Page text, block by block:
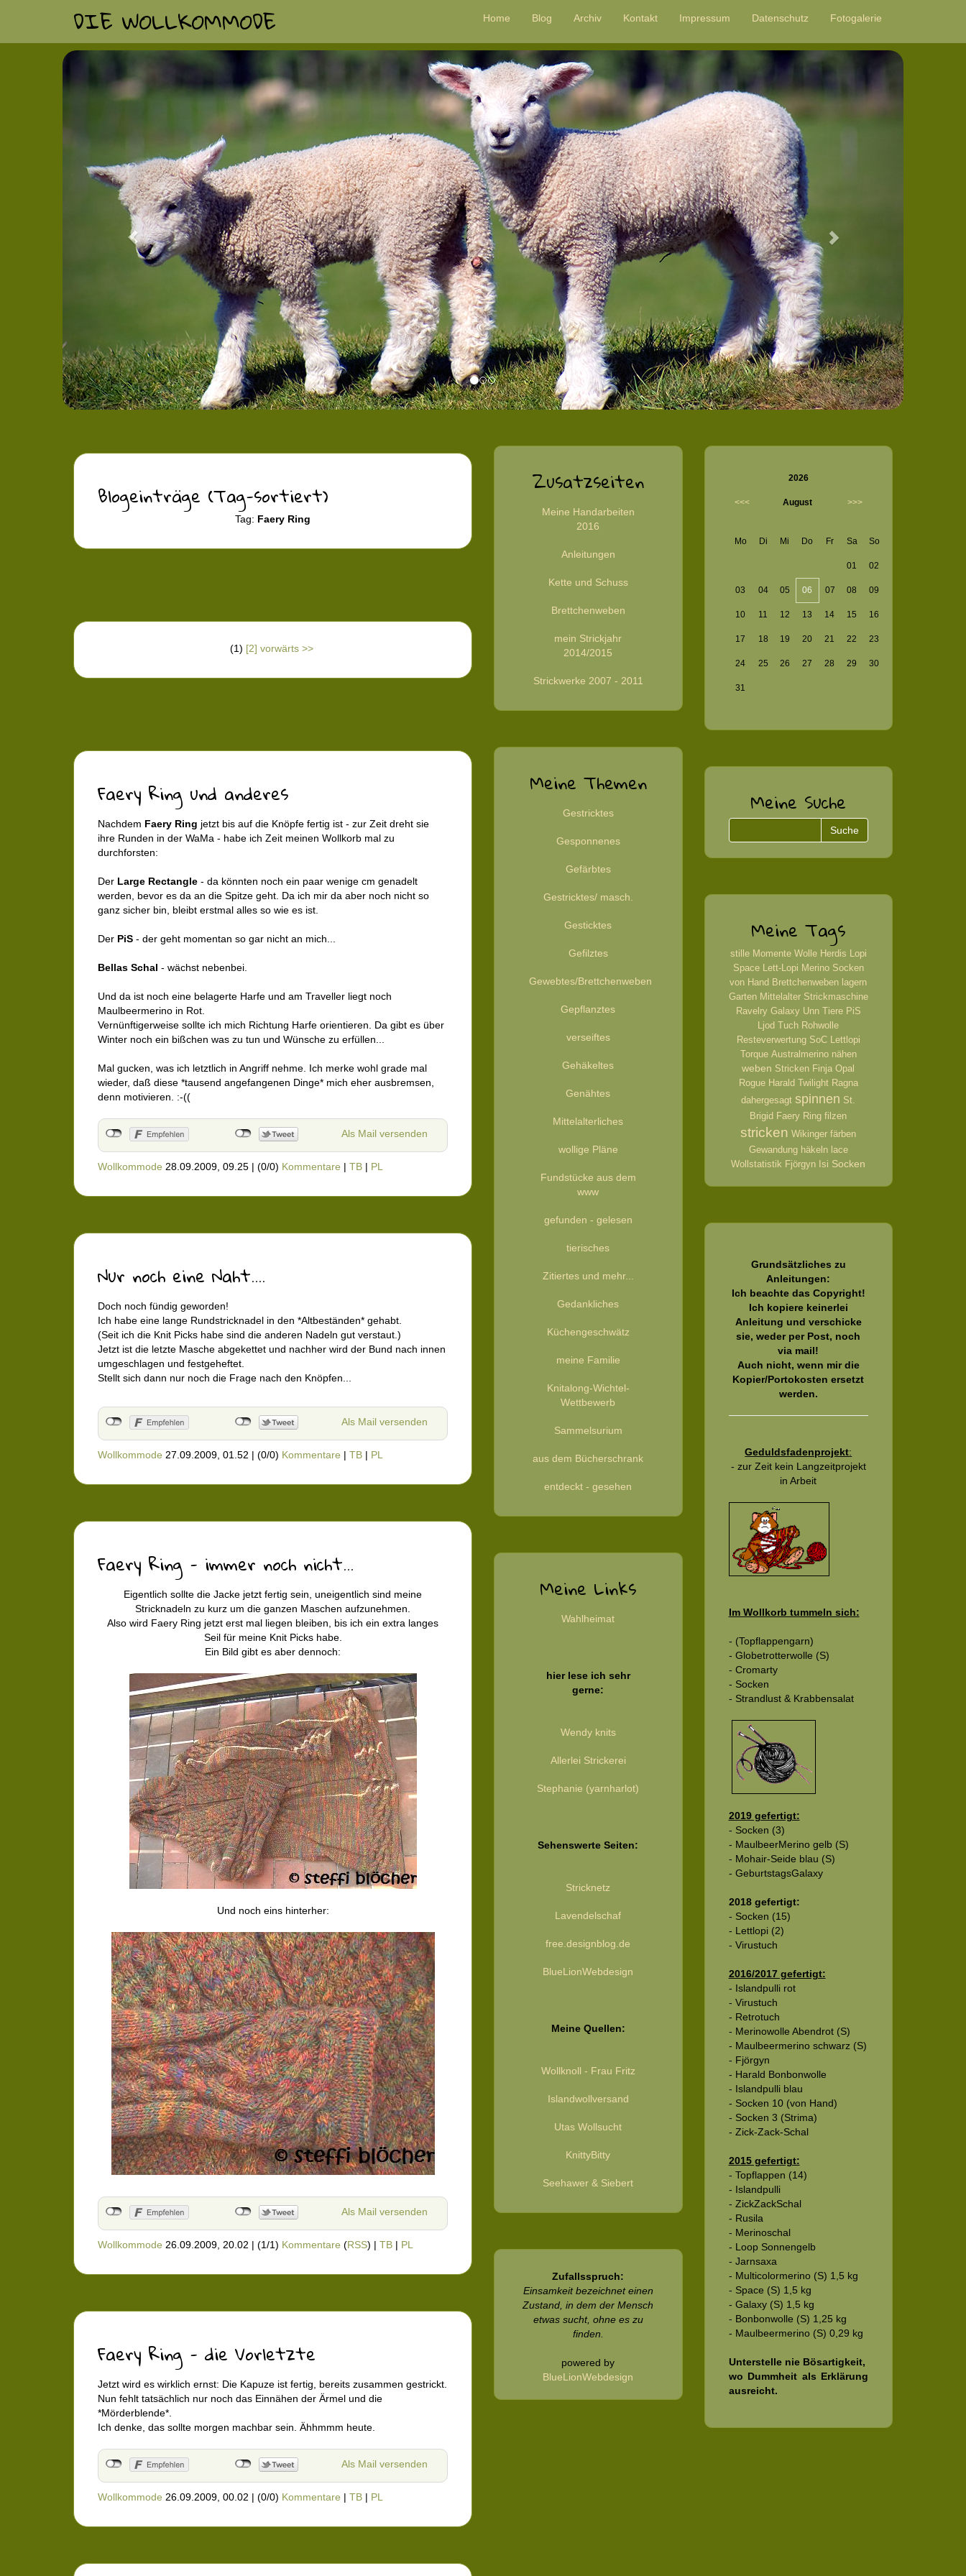
DIE WOLLKOMMODE Home Blog Archiv Kontakt Impressum Datenschutz Fotogalerie
Previous
Blogeinträge (Tag-sortiert)
Tag: Faery Ring
(1) [2] vorwärts >>
Faery Ring und anderes
Nachdem Faery Ring jetzt bis auf die Knöpfe fertig ist - zur Zeit dreht sie
ihre Runden in der WaMa - habe ich Zeit meinen Wollkorb mal zu
durchforsten:
Der Large Rectangle - da könnten noch ein paar wenige cm genadelt
werden, bevor es da an die Spitze geht. Da ich mir da aber noch nicht so
ganz sicher bin, bleibt erstmal alles so wie es ist.
Der PiS - der geht momentan so gar nicht an mich...
Bellas Schal - wächst nebenbei.
Und da ist noch eine belagerte Harfe und am Traveller liegt noch
Maulbeermerino in Rot.
Vernünftigerweise sollte ich mich Richtung Harfe orientieren. Da gibt es über
Winter noch ein bißchen was zu tun und Wünsche zu erfüllen...
Mal gucken, was ich letztlich in Angriff nehme. Ich merke wohl grade mal
wieder, daß diese *tausend angefangenen Dinge* mich eher ausbremsen,
denn motivieren. :-((
Als Mail versenden
Wollkommode 28.09.2009, 09.25 | (0/0) Kommentare | TB | PL
Nur noch eine Naht....
Doch noch fündig geworden!
Ich habe eine lange Rundstricknadel in den *Altbeständen* gehabt.
(Seit ich die Knit Picks habe sind die anderen Nadeln gut verstaut.)
Jetzt ist die letzte Masche abgekettet und nachher wird der Bund nach innen
umgeschlagen und festgeheftet.
Stellt sich dann nur noch die Frage nach den Knöpfen...
Als Mail versenden
Wollkommode 27.09.2009, 01.52 | (0/0) Kommentare | TB | PL
Faery Ring - immer noch nicht...
Eigentlich sollte die Jacke jetzt fertig sein, uneigentlich sind meine
Stricknadeln zu kurz um die ganzen Maschen aufzunehmen.
Also wird Faery Ring jetzt erst mal liegen bleiben, bis ich ein extra langes
Seil für meine Knit Picks habe.
Ein Bild gibt es aber dennoch:
Und noch eins hinterher:
Als Mail versenden
Wollkommode 26.09.2009, 20.02 | (1/1) Kommentare (RSS) | TB | PL
Faery Ring - die Vorletzte
Jetzt wird es wirklich ernst: Die Kapuze ist fertig, bereits zusammen gestrickt.
Nun fehlt tatsächlich nur noch das Einnähen der Ärmel und die
*Mörderblende*.
Ich denke, das sollte morgen machbar sein. Ähhmmm heute.
Als Mail versenden
Wollkommode 26.09.2009, 00.02 | (0/0) Kommentare | TB | PL
Zusatzseiten
Meine Handarbeiten
2016
Anleitungen
Kette und Schuss
Brettchenweben
mein Strickjahr
2014/2015
Strickwerke 2007 - 2011
Meine Themen
Gestricktes
Gesponnenes
Gefärbtes
Gestricktes/ masch.
Gesticktes
Gefilztes
Gewebtes/Brettchenweben
Gepflanztes
verseiftes
Gehäkeltes
Genähtes
Mittelalterliches
wollige Pläne
Fundstücke aus dem
www
gefunden - gelesen
tierisches
Zitiertes und mehr...
Gedankliches
Küchengeschwätz
meine Familie
Knitalong-Wichtel-
Wettbewerb
Sammelsurium
aus dem Bücherschrank
entdeckt - gesehen
Meine Links
Wahlheimat
hier lese ich sehr
gerne:
Wendy knits
Allerlei Strickerei
Stephanie (yarnharlot)
Sehenswerte Seiten:
Stricknetz
Lavendelschaf
free.designblog.de
BlueLionWebdesign
Meine Quellen:
Wollknoll - Frau Fritz
Islandwollversand
Utas Wollsucht
KnittyBitty
Seehawer & Siebert
Zufallsspruch:
Einsamkeit bezeichnet einen
Zustand, in dem der Mensch
etwas sucht, ohne es zu
finden.
powered by
BlueLionWebdesign
2026
<<< August >>>
Mo Di Mi Do Fr Sa So
01 02
03 04 05 06 07 08 09
10 11 12 13 14 15 16
17 18 19 20 21 22 23
24 25 26 27 28 29 30
31
Meine Suche
Meine Tags
stille Momente Wolle Herdis Lopi
Space Lett-Lopi Merino Socken
von Hand Brettchenweben lagern
Garten Mittelalter Strickmaschine
Ravelry Galaxy Unn Tiere PiS
Ljod Tuch Rohwolle
Resteverwertung SoC Lettlopi
Torque Australmerino nähen
weben Stricken Finja Opal
Rogue Harald Twilight Ragna
dahergesagt spinnen St.
Brigid Faery Ring filzen
stricken Wikinger färben
Gewandung häkeln lace
Wollstatistik Fjörgyn Isi Socken
Grundsätzliches zu
Anleitungen:
Ich beachte das Copyright!
Ich kopiere keinerlei
Anleitung und verschicke
sie, weder per Post, noch
via mail!
Auch nicht, wenn mir die
Kopier/Portokosten ersetzt
werden.
Geduldsfadenprojekt:
- zur Zeit kein Langzeitprojekt
in Arbeit
Im Wollkorb tummeln sich:
- (Topflappengarn)
- Globetrotterwolle (S)
- Cromarty
- Socken
- Strandlust & Krabbensalat
2019 gefertigt:
- Socken (3)
- MaulbeerMerino gelb (S)
- Mohair-Seide blau (S)
- GeburtstagsGalaxy
2018 gefertigt:
- Socken (15)
- Lettlopi (2)
- Virustuch
2016/2017 gefertigt:
- Islandpulli rot
- Virustuch
- Retrotuch
- Merinowolle Abendrot (S)
- Maulbeermerino schwarz (S)
- Fjörgyn
- Harald Bonbonwolle
- Islandpulli blau
- Socken 10 (von Hand)
- Socken 3 (Strima)
- Zick-Zack-Schal
2015 gefertigt:
- Topflappen (14)
- Islandpulli
- ZickZackSchal
- Rusila
- Merinoschal
- Loop Sonnengelb
- Jarnsaxa
- Multicolormerino (S) 1,5 kg
- Space (S) 1,5 kg
- Galaxy (S) 1,5 kg
- Bonbonwolle (S) 1,25 kg
- Maulbeermerino (S) 0,29 kg
Unterstelle nie Bösartigkeit,
wo Dummheit als Erklärung
ausreicht.